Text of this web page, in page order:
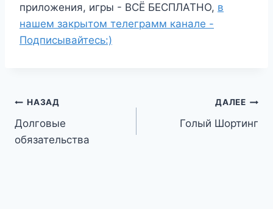
приложения, игры - ВСЁ БЕСПЛАТНО, в
нашем закрытом телеграмм канале -
Подписывайтесь:)
Навигация
по
НАЗАД
Долговые
обязательства
ДАЛЕЕ
Голый Шортинг